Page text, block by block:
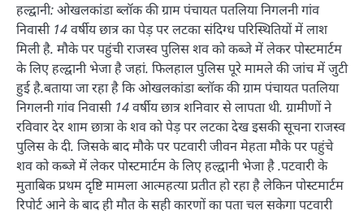
हल्द्वानी: ओखलकांडा ब्लॉक की ग्राम पंचायत पतलिया निगलनी गांव
निवासी 14 वर्षीय छात्र का पेड़ पर लटका संदिग्ध परिस्थितियों में लाश
मिली है. मौके पर पहुंची राजस्व पुलिस शव को कब्जे में लेकर पोस्टमार्टम
के लिए हल्द्वानी भेजा है जहां. फिलहाल पुलिस पूरे मामले की जांच में जुटी
हुई है.बताया जा रहा है कि ओखलकांडा ब्लॉक की ग्राम पंचायत पतलिया
निगलनी गांव निवासी 14 वर्षीय छात्र शनिवार से लापता थी. ग्रामीणों ने
रविवार देर शाम छात्रा के शव को पेड़ पर लटका देख इसकी सूचना राजस्व
पुलिस के दी. जिसके बाद मौके पर पटवारी जीवन मेहता मौके पर पहुंचे
शव को कब्जे में लेकर पोस्टमार्टम के लिए हल्द्वानी भेजा है .पटवारी के
मुताबिक प्रथम दृष्टि मामला आत्महत्या प्रतीत हो रहा है लेकिन पोस्टमार्टम
रिपोर्ट आने के बाद ही मौत के सही कारणों का पता चल सकेगा पटवारी